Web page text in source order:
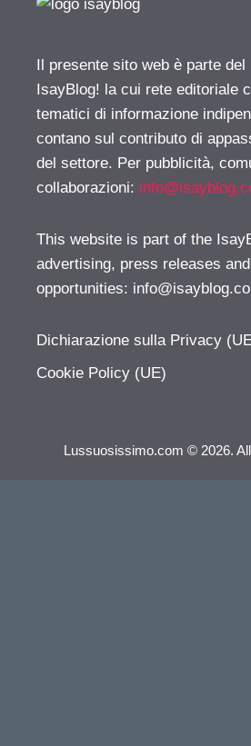
Il presente sito web è parte
IsayBlog! la cui rete editoriale
tematici di informazione
contano sul contributo di
del settore. Per pubblicità,
collaborazioni:
This website is part of the
advertising, press releases
opportunities:
Dichiarazione sulla Privacy
Cookie Policy (UE)
Lussuosissimo.com © 2026.